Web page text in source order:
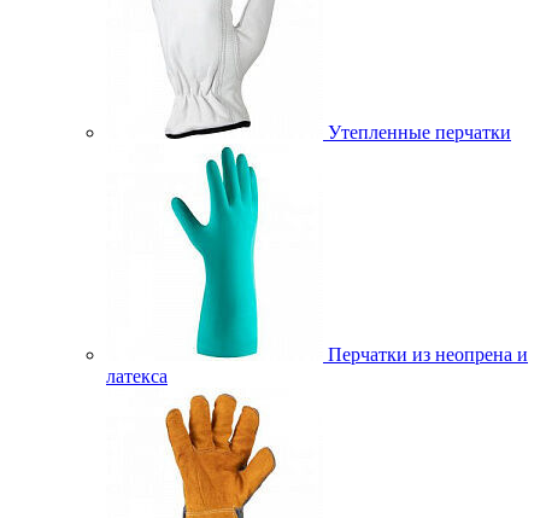
Утепленные перчатки
Перчатки из неопрена и
латекса